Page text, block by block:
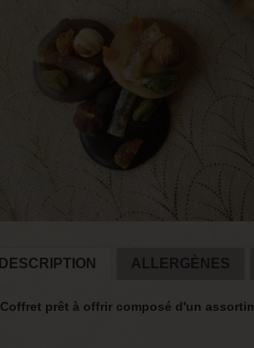
DESCRIPTION ALLERGÈNES
Coffret prêt à offrir composé d'un